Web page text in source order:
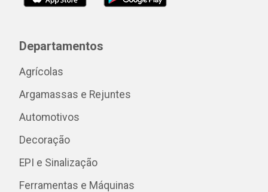
Departamentos
Agrícolas
Argamassas e Rejuntes
Automotivos
Decoração
EPI e Sinalização
Ferramentas e Máquinas